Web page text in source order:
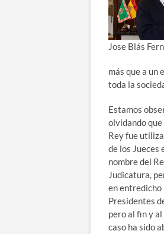
Jose Blás
más que a un
toda la
Estamos
olvidando
Rey fue
de los Jueces
nombre del
Judicatura,
en entredicho
Presidentes
pero al fin y
caso ha sido